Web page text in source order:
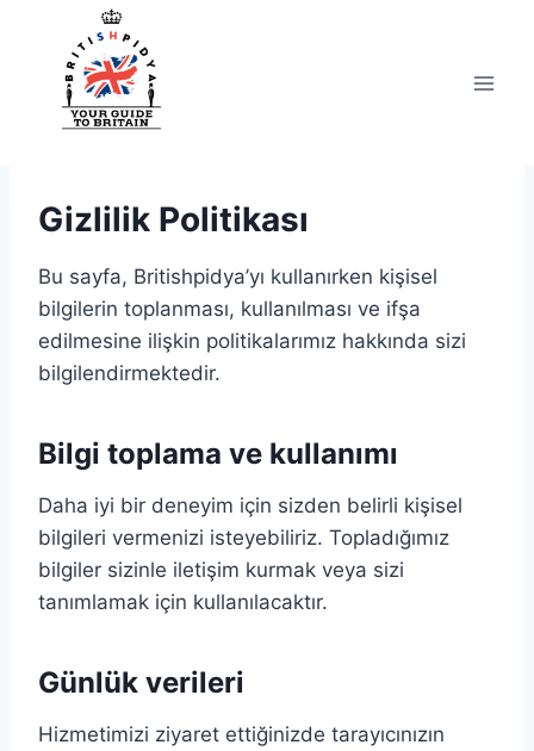
content
Gizlilik Politikası
Bu sayfa, Britishpidya’yı kullanırken kişisel
bilgilerin toplanması, kullanılması ve ifşa
edilmesine ilişkin politikalarımız hakkında sizi
bilgilendirmektedir.
Bilgi toplama ve kullanımı
Daha iyi bir deneyim için sizden belirli kişisel
bilgileri vermenizi isteyebiliriz. Topladığımız
bilgiler sizinle iletişim kurmak veya sizi
tanımlamak için kullanılacaktır.
Günlük verileri
Hizmetimizi ziyaret ettiğinizde tarayıcınızın